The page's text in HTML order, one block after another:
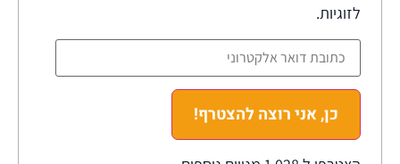
לזוגיות.
כן, אני רוצה להצטרף!